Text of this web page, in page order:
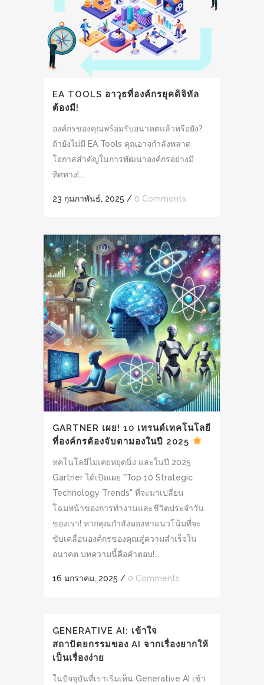
EA TOOLS อาวุธที่องค์กรยุคดิจิทัล
ต้องมี!
องค์กรของคุณพร้อมรับอนาคตแล้วหรือยัง?
ถ้ายังไม่มี EA Tools คุณอาจกำลังพลาด
โอกาสสำคัญในการพัฒนาองค์กรอย่างมี
ทิศทาง!...
23 กุมภาพันธ์, 2025 / 0 Comments
GARTNER เผย! 10 เทรนด์เทคโนโลยี
ที่องค์กรต้องจับตามองในปี 2025
ทคโนโลยีไม่เคยหยุดนิ่ง และในปี 2025
Gartner ได้เปิดเผย "Top 10 Strategic
Technology Trends" ที่จะมาเปลี่ยน
โฉมหน้าของการทำงานและชีวิตประจำวัน
ของเรา! หากคุณกำลังมองหาแนวโน้มที่จะ
ขับเคลื่อนองค์กรของคุณสู่ความสำเร็จใน
อนาคต บทความนี้คือคำตอบ!...
16 มกราคม, 2025 / 0 Comments
GENERATIVE AI: เข้าใจ
สถาปัตยกรรมของ AI จากเรื่องยากให้
เป็นเรื่องง่าย
ในปัจจุบันที่เราเริ่มเห็น Generative AI เข้า